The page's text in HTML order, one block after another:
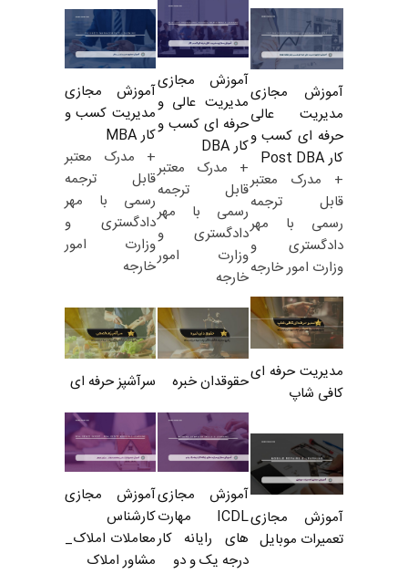
آموزش مجازی
مدیریت عالی
حرفه ای کسب و
کار Post DBA
+ مدرک معتبر
قابل ترجمه
رسمی با مهر
دادگستری و
وزارت امور خارجه
آموزش مجازی
مدیریت عالی و
حرفه ای کسب و
کار DBA
+ مدرک معتبر
قابل ترجمه
رسمی با مهر
دادگستری و
وزارت امور
خارجه
آموزش مجازی
مدیریت کسب و
کار MBA
+ مدرک معتبر
قابل ترجمه
رسمی با مهر
دادگستری و
وزارت امور
خارجه
مدیریت حرفه ای
کافی شاپ
حقوقدان خبره سرآشپز حرفه ای
آموزش مجازی
تعمیرات موبایل
آموزش مجازی
ICDL مهارت
های رایانه کار
درجه یک و دو
آموزش مجازی
کارشناس
معاملات املاک_
مشاور املاک